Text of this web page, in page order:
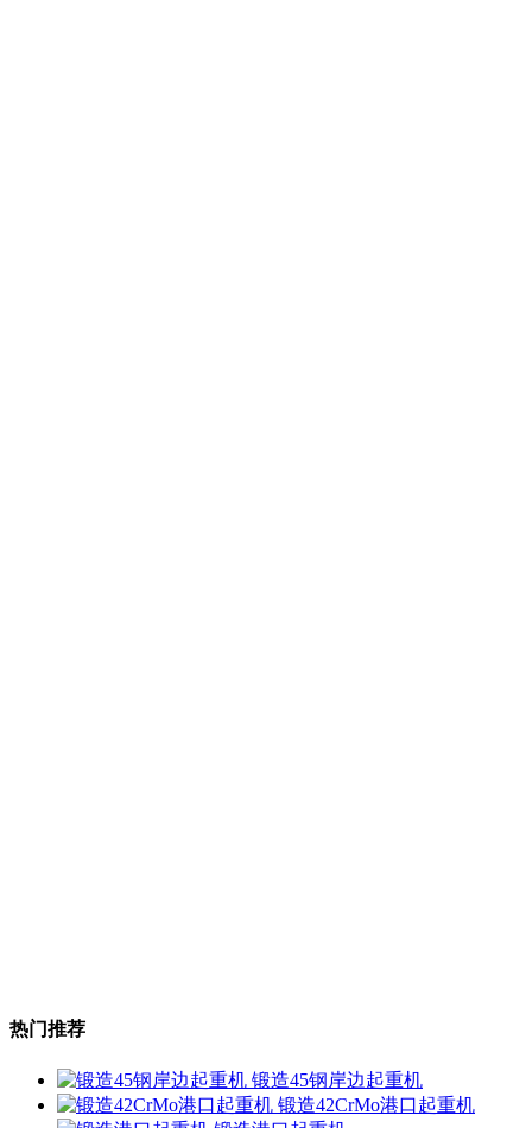
热门推荐
锻造45钢岸边起重机
锻造42CrMo港口起重机